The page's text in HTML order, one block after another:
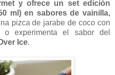
y ofrece un set edición
ml) en sabores de vainilla,
pizca de jarabe de coco con
o experimenta el sabor del
Ice.